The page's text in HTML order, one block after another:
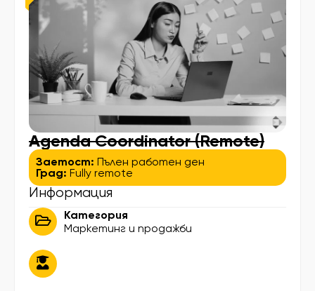
Agenda Coordinator (Remote)
Заетост: Пълен работен ден
Град: Fully remote
Информация
Категория
Маркетинг и продажби